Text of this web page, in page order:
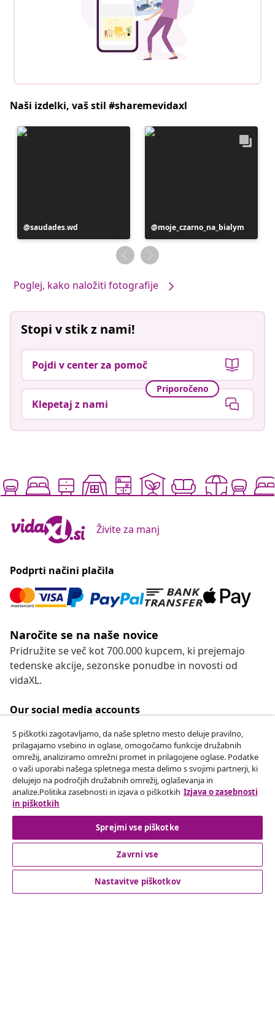
Naši izdelki, vaš stil #sharemevidaxl
Objavo
je
saudades.wd
Objavo
je
objavil
moje_czarno_na_bialym
Poglej, kako naložiti fotografije
Stopi v stik z nami!
Pojdi v center za pomoč
Priporočeno
Klepetaj z nami
Živite za manj
Podprti načini plačila
Naročite se na naše novice
Pridružite se več kot 700.000 kupcem, ki prejemajo
tedenske akcije, sezonske ponudbe in novosti od
vidaXL.
Our social media accounts
Odstop od pogodbe
Oddaj zahtevek za odstop od naročila.
Odstop od pogodbe
Podpora za stranke
S piškotki zagotavljamo, da naše spletno mesto deluje pravilno,
prilagajamo vsebino in oglase, omogočamo funkcije družabnih
omrežij, analiziramo omrežni promet in prilagojene oglase. Podatke
o vaši uporabi našega spletnega mesta delimo s svojimi partnerji, ki
delujejo na področjih družabnih omrežij, oglaševanja in
analize.Politika zasebnosti in izjava o piškotkih Izjava o zasebnosti
in piškotkih
Sprejmi vse piškotke
Zavrni vse
Nastavitve piškotkov